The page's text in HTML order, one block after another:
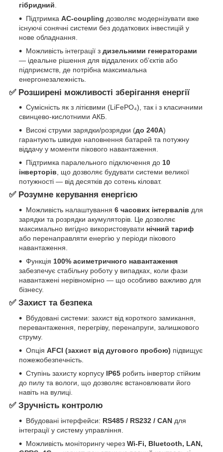
гібридний
Підтримка AC-coupling дозволяє модернізувати вже
існуючі сонячні системи без додаткових інвестицій у
нове обладнання.
Можливість інтеграції з дизельними генераторами
— ідеальне рішення для віддалених об’єктів або
підприємств, де потрібна максимальна
енергонезалежність.
✅ Розширені можливості зберігання енергії
Сумісність як з літієвими (LiFePO₄), так і з класичними
свинцево-кислотними АКБ.
Високі струми зарядки/розрядки (до 240А)
гарантують швидке наповнення батарей та потужну
віддачу у моменти пікового навантаження.
Підтримка паралельного підключення до 10
інверторів, що дозволяє будувати системи великої
потужності — від десятків до сотень кіловат.
✅ Розумне керування енергією
Можливість налаштування 6 часових інтервалів для
зарядки та розрядки акумуляторів. Це дозволяє
максимально вигідно використовувати нічний тариф
або перенаправляти енергію у періоди пікового
навантаження.
Функція 100% асиметричного навантаження
забезпечує стабільну роботу у випадках, коли фази
навантажені нерівномірно — що особливо важливо для
бізнесу.
✅ Захист та безпека
Вбудовані системи: захист від короткого замикання,
перевантаження, перегріву, перенапруги, залишкового
струму.
Опція AFCI (захист від дугового пробою) підвищує
пожежобезпечність.
Ступінь захисту корпусу IP65 робить інвертор стійким
до пилу та вологи, що дозволяє встановлювати його
навіть на вулиці.
✅ Зручність контролю
Вбудовані інтерфейси: RS485 / RS232 / CAN для
інтеграції у систему управління.
Можливість моніторингу через Wi-Fi, Bluetooth, LAN,